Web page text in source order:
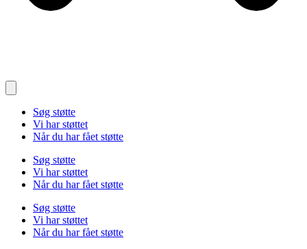
Søg støtte
Vi har støttet
Når du har fået støtte
Søg støtte
Vi har støttet
Når du har fået støtte
Søg støtte
Vi har støttet
Når du har fået støtte